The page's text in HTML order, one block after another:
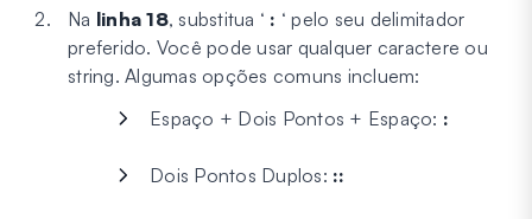
Na linha 18, substitua ‘ : ‘ pelo seu delimitador
preferido. Você pode usar qualquer caractere ou
string. Algumas opções comuns incluem:
Espaço + Dois Pontos + Espaço: :
Dois Pontos Duplos: ::